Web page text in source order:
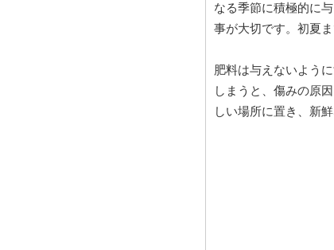
なる季節に積極的に
事が大切です。初夏
肥料は与えないよう
しまうと、傷みの原
しい場所に置き、新